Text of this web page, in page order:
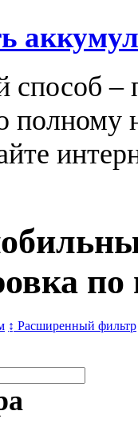
–
по
↨ Расширенный фильтр